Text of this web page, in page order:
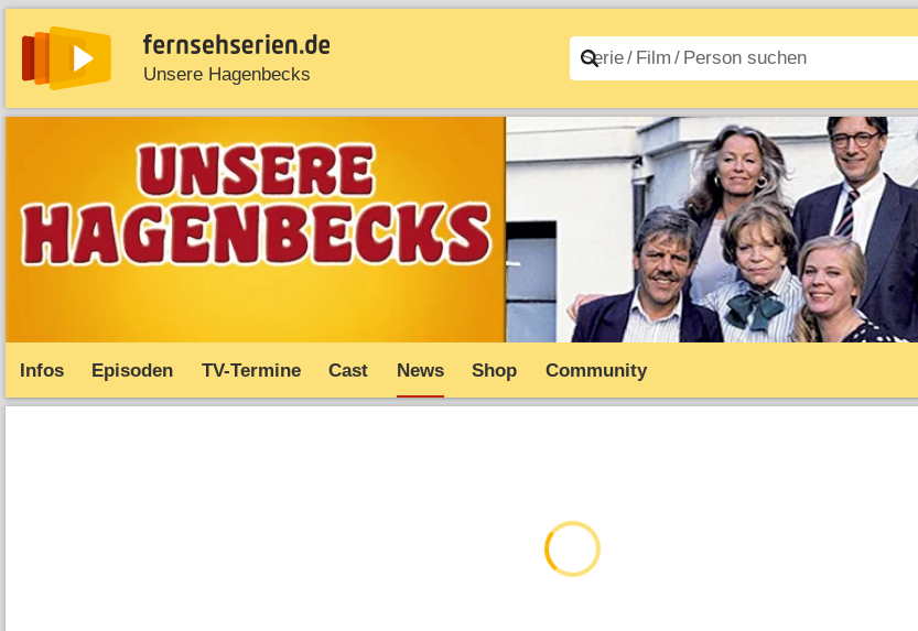
Unsere Hagenbecks
News Entdecken Streaming Filme A–Z
Infos Episoden TV-Termine Cast News Shop Community